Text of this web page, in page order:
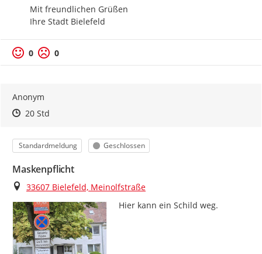
Mit freundlichen Grüßen
Ihre Stadt Bielefeld
0 0
Anonym
Zeitpunkt des Erstellens
Zeitpunkt des Erstellens
20 StdZur Äußerung
Kategorie
Standardmeldung Status
Geschlossen
Maskenpflicht
Ort
33607 Bielefeld, Meinolfstraße
Hier kann ein Schild weg.